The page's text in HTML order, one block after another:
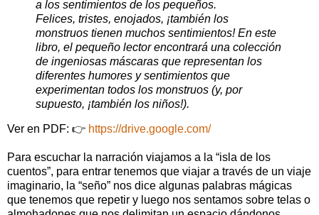
a los sentimientos de los pequeños.
Felices, tristes, enojados, ¡también los
monstruos tienen muchos sentimientos! En este
libro, el pequeño lector encontrará una colección
de ingeniosas máscaras que representan los
diferentes humores y sentimientos que
experimentan todos los monstruos (y, por
supuesto, ¡también los niños!).
Ver en PDF: 👉 https://drive.google.com/
Para escuchar la narración viajamos a la “isla de los
cuentos”, para entrar tenemos que viajar a través de un viaje
imaginario, la “seño” nos dice algunas palabras mágicas
que tenemos que repetir y luego nos sentamos sobre telas o